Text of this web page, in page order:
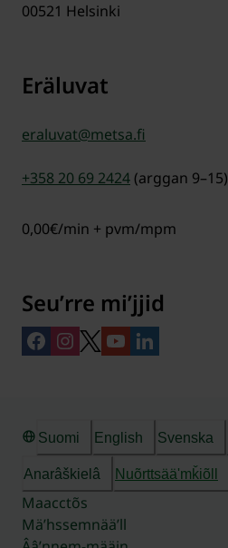
00521 Helsinki
Eräluvat
eraluvat@metsa.fi
+358 20 69 2424 (arggan 9–15)
0,00€/min + pvm/mpm
Seuʹrre miʹjjid
Suomi English Svenska
Anarâškielâ Nuõrttsääʹmǩiõll
Maacctõs
Mäʹhssemnääʹll